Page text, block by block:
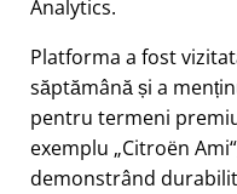
Analytics.
Platforma a fost
săptămână și a
pentru termeni
exemplu Citroën Ami
demonstrând